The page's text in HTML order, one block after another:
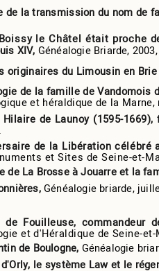
de la transmission du nom de
le Châtel était proche
XIV, Généalogie Briarde,
originaires du Limousin en
de la famille de Vandomois
et héraldique de la Marne,
Hilaire de Launoy (1595-
de la Libération célébré
et Sites de Seine-et-
de La Brosse à Jouarre et la
Généalogie briarde,
de Fouilleuse, commandeur
et d'Héraldique de Seine-et-
de Boulogne, Généalogie
le système Law et le